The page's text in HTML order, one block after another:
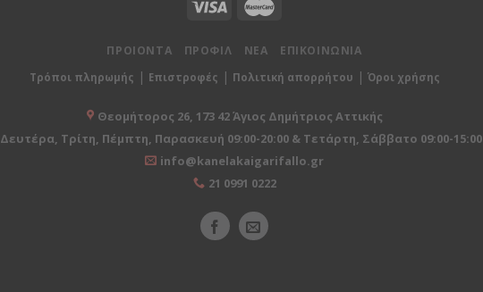
ΠΡΟΙΟΝΤΑ ΠΡΟΦΙΛ ΝΕΑ ΕΠΙΚΟΙΝΩΝΙΑ
Τρόποι πληρωμής | Επιστροφές | Πολιτική απορρήτου | Όροι χρήσης
Θεομήτορος 26, 173 42 Άγιος Δημήτριος Αττικής
Δευτέρα, Τρίτη, Πέμπτη, Παρασκευή 09:00-20:00 & Τετάρτη, Σάββατο 09:00-15:00
info@kanelakaigarifallo.gr
21 0991 0222